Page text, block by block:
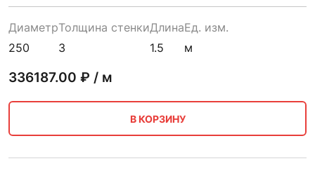
Диаметр
250
Толщина стенки
3
Длина
1.5
Ед. изм.
м
336187.00 ₽ / м
В КОРЗИНУ